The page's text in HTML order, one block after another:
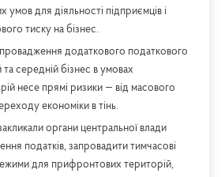
умов для діяльності підприємців і
тиску на бізнес.
додаткового податкового
середній бізнес в умовах
несе прямі ризики — від масового
економіки в тінь.
органи центральної влади
податків, запровадити тимчасові
для прифронтових територій,